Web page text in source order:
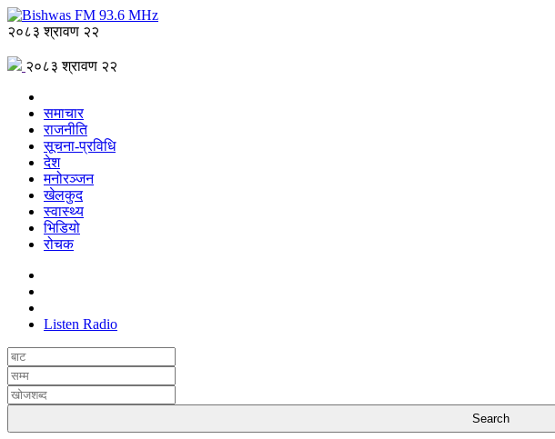
२०८३ श्रावण २२
२०८३ श्रावण २२
समाचार
राजनीति
सूचना-प्रविधि
देश
मनोरञ्जन
खेलकुद
स्वास्थ्य
भिडियो
रोचक
Listen Radio